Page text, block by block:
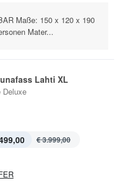
Maße: 150 x 120 x 190
Mater...
Lahti XL
Deluxe
€ 3.999,00